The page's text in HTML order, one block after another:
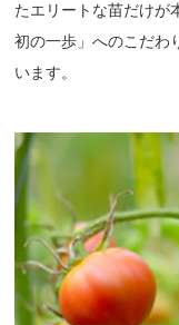
たエリートな苗だけが
初の一歩」へのこだわ
います。